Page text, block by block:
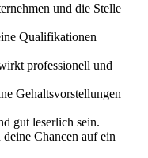
und die Stelle
Qualifikationen
professionell und
Gehaltsvorstellungen
gut leserlich sein.
Chancen auf ein